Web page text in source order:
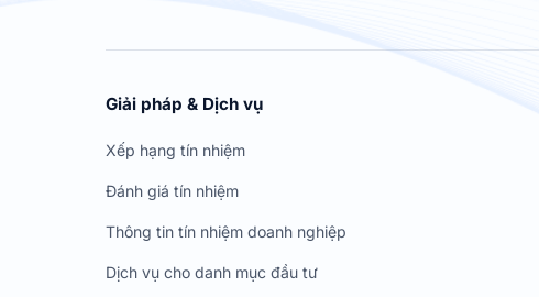
Giải pháp & Dịch vụ
Xếp hạng tín nhiệm
Đánh giá tín nhiệm
Thông tin tín nhiệm doanh nghiệp
Dịch vụ cho danh mục đầu tư